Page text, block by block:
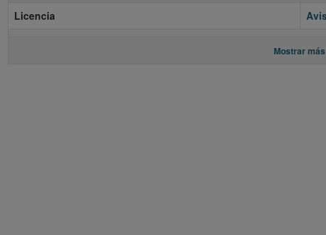
Licencia
Mostrar más